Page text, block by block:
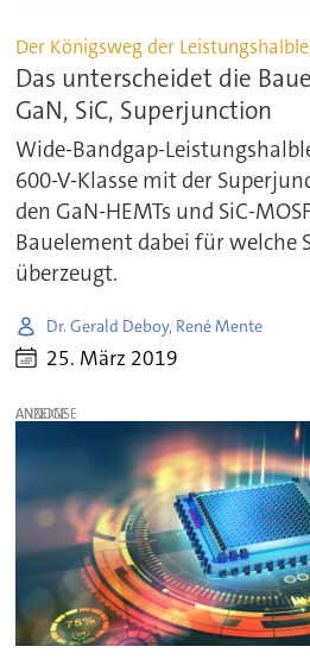
Der Königsweg der
Das unterscheidet die
GaN, SiC, Superjunction
Wide-Bandgap-
600-V-Klasse mit der
den GaN-HEMTs und SiC-
Bauelement dabei für welche
überzeugt.
Dr. Gerald Deboy, René Mente
25. März 2019
ANZEIGE